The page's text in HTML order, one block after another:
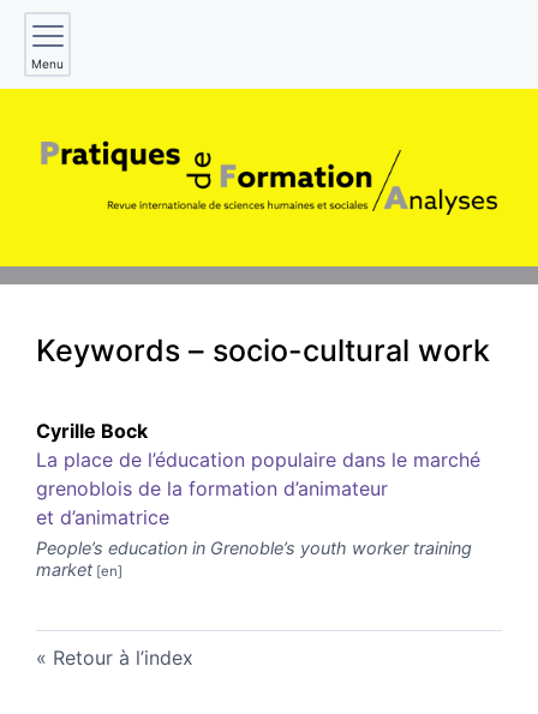
Menu
Keywords – socio-cultural work
Cyrille Bock
La place de l’éducation populaire dans le marché
grenoblois de la formation d’animateur
et d’animatrice
People’s education in Grenoble’s youth worker training
market
Retour à l’index